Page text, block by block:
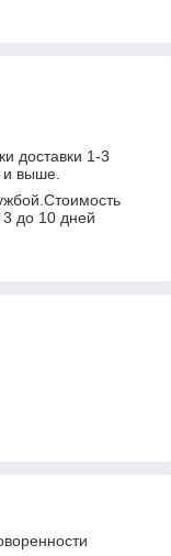
доставки 1-3
и выше.
3 до 10 дней